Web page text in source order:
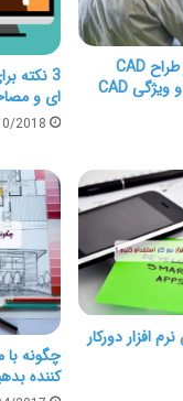
پیشرفتتان هم
مهم و
سازی در
چگونه یک فریلنسر طراح CAD
باشیم + 11 وظیفه و ویژگی CAD
3 نکته
ای و
2018
افزار دورکار
چگونه با
کننده